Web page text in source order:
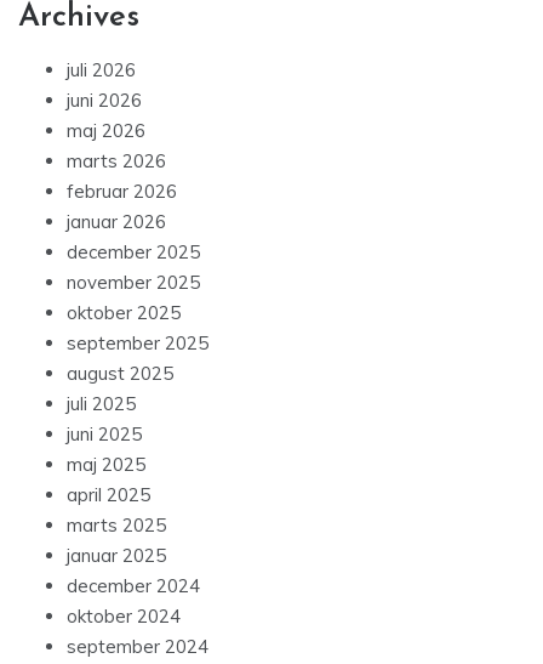
Archives
juli 2026
juni 2026
maj 2026
marts 2026
februar 2026
januar 2026
december 2025
november 2025
oktober 2025
september 2025
august 2025
juli 2025
juni 2025
maj 2025
april 2025
marts 2025
januar 2025
december 2024
oktober 2024
september 2024